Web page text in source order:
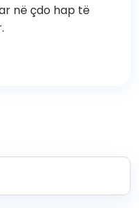
në çdo hap të